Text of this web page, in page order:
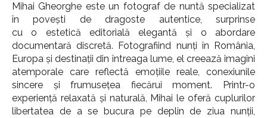
Mihai Gheorghe este un fotograf de nuntă specializat
în povești de dragoste autentice, surprinse
cu o estetică editorială elegantă și o abordare
documentară discretă. Fotografiind nunți în România,
Europa și destinații din întreaga lume, el creează imagini
atemporale care reflectă emoțiile reale, conexiunile
sincere și frumusețea fiecărui moment. Printr-o
experiență relaxată și naturală, Mihai le oferă cuplurilor
libertatea de a se bucura pe deplin de ziua nunții,